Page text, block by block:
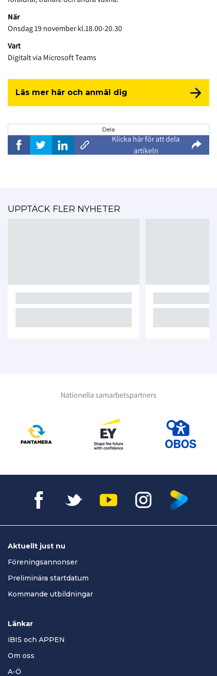
När
Onsdag 19 november kl.18.00-20.30
Vart
Digitalt via Microsoft Teams
Läs mer här och anmäl dig
Dela
Klicka här för att dela
artikeln
UPPTÄCK FLER NYHETER
Nationella samarbetspartners
Aktuellt just nu
Föreningsannonser
Preliminära startdatum
Kommande utbildningar
Länkar
iBIS och APPEN
Om oss
A-Ö